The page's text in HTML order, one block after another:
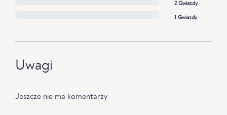
2 Gwiazdy
1 Gwiazdy
Uwagi
Jeszcze nie ma komentarzy